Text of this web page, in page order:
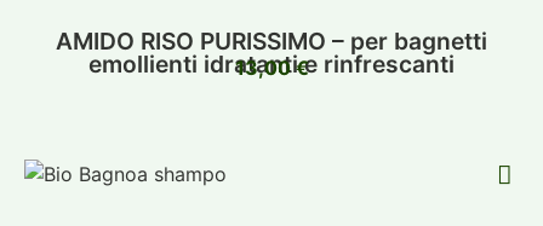
AMIDO RISO PURISSIMO – per bagnetti
emollienti idratanti e rinfrescanti
13,00€